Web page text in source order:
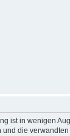
ist in wenigen
die